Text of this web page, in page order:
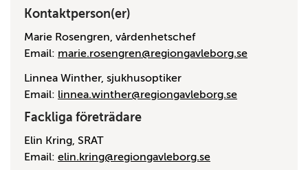
Kontaktperson(er)
Marie Rosengren, vårdenhetschef
Email: marie.rosengren@regiongavleborg.se
Linnea Winther, sjukhusoptiker
Email: linnea.winther@regiongavleborg.se
Fackliga företrädare
Elin Kring, SRAT
Email: elin.kring@regiongavleborg.se